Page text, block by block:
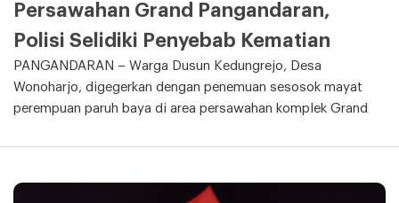
Persawahan Grand Pangandaran,
Polisi Selidiki Penyebab Kematian
PANGANDARAN – Warga Dusun Kedungrejo, Desa
Wonoharjo, digegerkan dengan penemuan sesosok mayat
perempuan paruh baya di area persawahan komplek Grand